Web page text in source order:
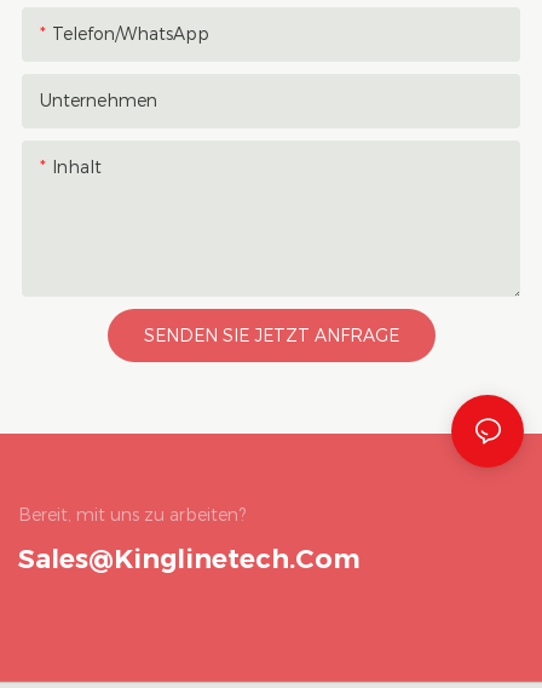
Telefon/WhatsApp
Unternehmen
Inhalt
SENDEN SIE JETZT ANFRAGE
Bereit, mit uns zu arbeiten?
Sales@kinglinetech.com